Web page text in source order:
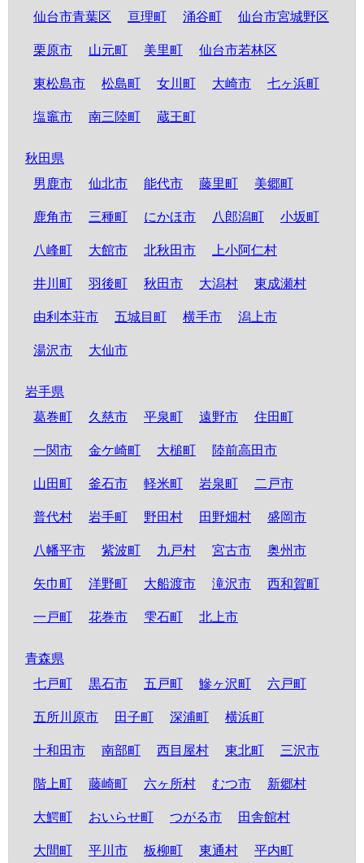
仙台市青葉区 亘理町 涌谷町 仙台市宮城野区
栗原市 山元町 美里町 仙台市若林区
東松島市 松島町 女川町 大崎市 七ヶ浜町
塩竈市 南三陸町 蔵王町
秋田県
男鹿市
仙北市 能代市 藤里町 美郷町
鹿角市 三種町 にかほ市 八郎潟町 小坂町
八峰町 大館市 北秋田市 上小阿仁村
井川町 羽後町 秋田市 大潟村 東成瀬村
由利本荘市 五城目町 横手市 潟上市
湯沢市 大仙市
岩手県
葛巻町
久慈市 平泉町 遠野市 住田町
一関市 金ケ崎町 大槌町 陸前高田市
山田町 釜石市 軽米町 岩泉町 二戸市
普代村 岩手町 野田村 田野畑村 盛岡市
八幡平市 紫波町 九戸村 宮古市 奥州市
矢巾町 洋野町 大船渡市 滝沢市 西和賀町
一戸町 花巻市 雫石町 北上市
青森県
七戸町
黒石市 五戸町 鰺ヶ沢町 六戸町
五所川原市 田子町 深浦町 横浜町
十和田市 南部町 西目屋村 東北町 三沢市
階上町 藤崎町 六ヶ所村 むつ市 新郷村
大鰐町 おいらせ町 つがる市 田舎館村
大間町 平川市 板柳町 東通村 平内町